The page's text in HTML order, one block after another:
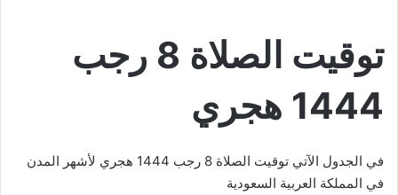
توقيت الصلاة 8 رجب
1444 هجري
في الجدول الآتي توقيت الصلاة 8 رجب 1444 هجري لأشهر المدن
في المملكة العربية السعودية